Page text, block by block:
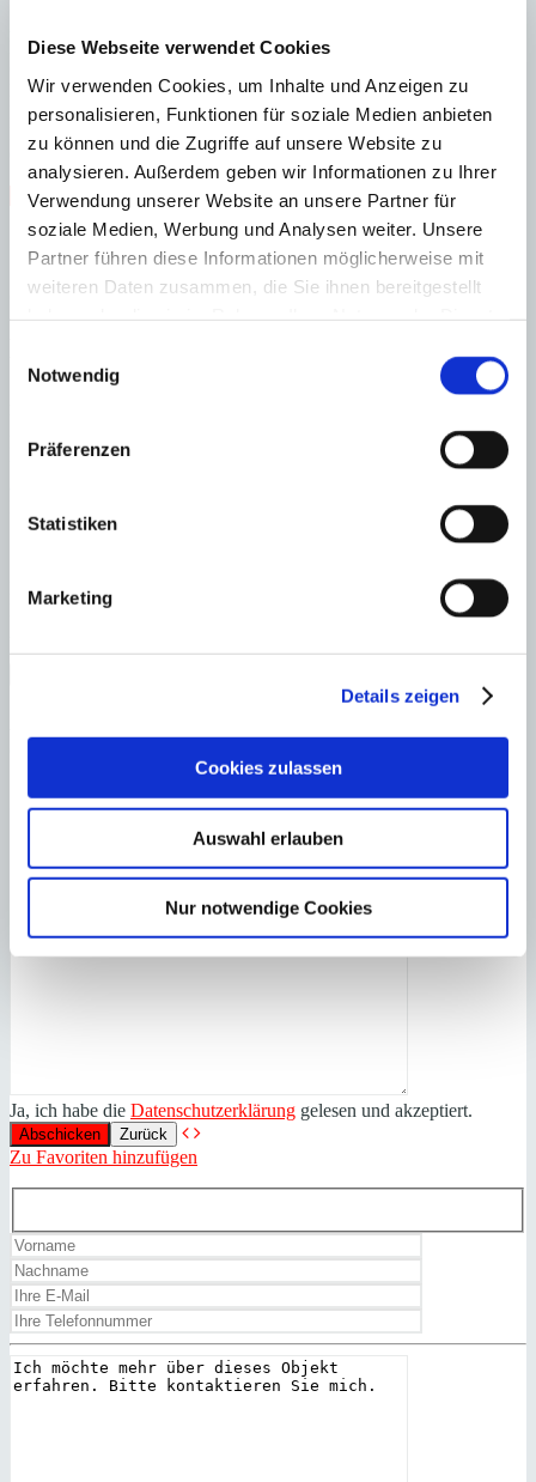
Diese Webseite verwendet Cookies
Wir verwenden Cookies, um Inhalte und Anzeigen zu
personalisieren, Funktionen für soziale Medien anbieten
zu können und die Zugriffe auf unsere Website zu
analysieren. Außerdem geben wir Informationen zu Ihrer
Verwendung unserer Website an unsere Partner für
soziale Medien, Werbung und Analysen weiter. Unsere
Partner führen diese Informationen möglicherweise mit
weiteren Daten zusammen, die Sie ihnen bereitgestellt
Notwendig
Präferenzen
Statistiken
Marketing
Details zeigen
Cookies zulassen
Auswahl erlauben
Nur notwendige Cookies
Steuern beim Immobilienkauf auf Mallorca!
Zuständiges Büro
OFICINA PALMA & SON VIDA Dustin Wolff+34 - 971 425 016
Alle Angaben basieren auf Informationen und Daten, die uns vom
Partner übernimmt keinerlei Garantie für Vollständigkeit, Richtigkeit
und Aktualität der Angaben und Legalität der Immobilie. Die
Nebenkosten wie Steuern, Notar-, Grundbuch- und Gestoriakosten.
Laden Sie sich hier den Immobilien-Katalog “ HOMEPAGES ” von
Minkner & Bonitz herunter.
einer der privilegiertesten Zentrumslagen
Ja, ich habe die Datenschutzerklärung gelesen und akzeptiert.
Zurück
Zu Favoriten hinzufügen